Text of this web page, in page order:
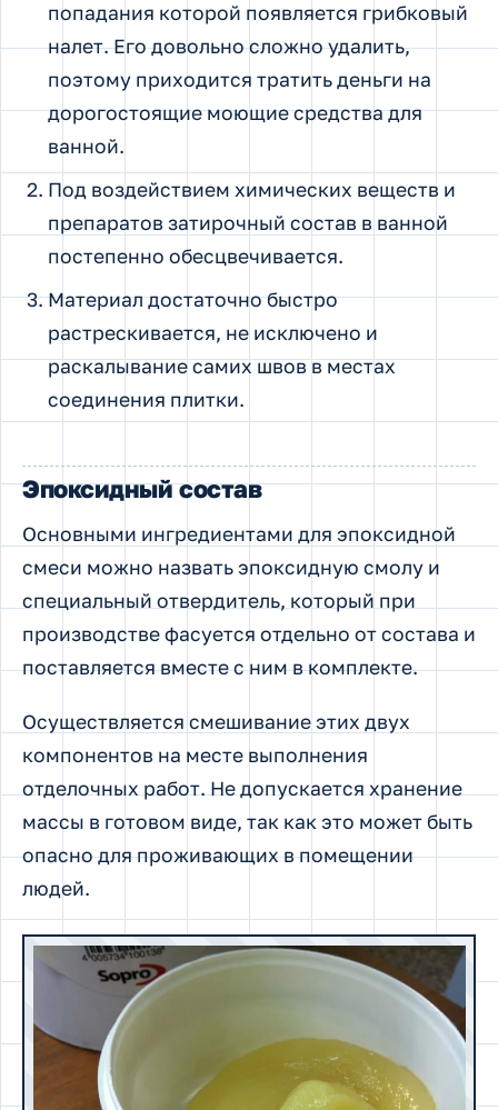
попадания которой появляется грибковый
налет. Его довольно сложно удалить,
поэтому приходится тратить деньги на
дорогостоящие моющие средства для
ванной.
Под воздействием химических веществ и
препаратов затирочный состав в ванной
постепенно обесцвечивается.
Материал достаточно быстро
растрескивается, не исключено и
раскалывание самих швов в местах
соединения плитки.
Эпоксидный состав
Основными ингредиентами для эпоксидной
смеси можно назвать эпоксидную смолу и
специальный отвердитель, который при
производстве фасуется отдельно от состава и
поставляется вместе с ним в комплекте.
Осуществляется смешивание этих двух
компонентов на месте выполнения
отделочных работ. Не допускается хранение
массы в готовом виде, так как это может быть
опасно для проживающих в помещении
людей.